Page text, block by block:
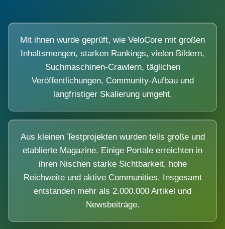
Mit ihnen wurde geprüft, wie VeloCore mit großen
Inhaltsmengen, starken Rankings, vielen Bildern,
Suchmaschinen-Crawlern, täglichen
Veröffentlichungen, Community-Aufbau und
langfristiger Skalierung umgeht.
Aus kleinen Testprojekten wurden teils große und
etablierte Magazine. Einige Portale erreichten in
ihren Nischen starke Sichtbarkeit, hohe
Reichweite und aktive Communities. Insgesamt
entstanden mehr als 2.000.000 Artikel und
Newsbeiträge.